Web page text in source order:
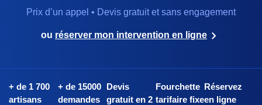
Prix d’un appel • Devis gratuit et sans engagement
ou réserver mon intervention en ligne
+ de 1 700
artisans
+ de 15000
demandes
Devis
gratuit en 2
Fourchette
tarifaire fixe
Réservez
en ligne